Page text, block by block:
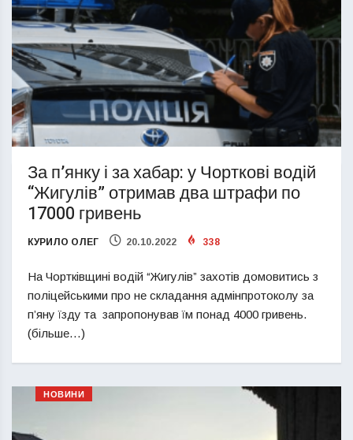
За п’янку і за хабар: у Чорткові водій
“Жигулів” отримав два штрафи по
17000 гривень
КУРИЛО ОЛЕГ 20.10.2022 338
На Чортківщині водій “Жигулів” захотів домовитись з
поліцейськими про не складання адмінпротоколу за
п’яну їзду та запропонував їм понад 4000 гривень.
(більше…)
НОВИНИ